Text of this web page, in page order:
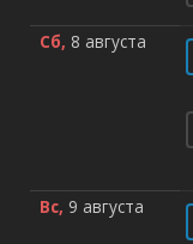
Сб, 8 августа
Вс, 9 августа